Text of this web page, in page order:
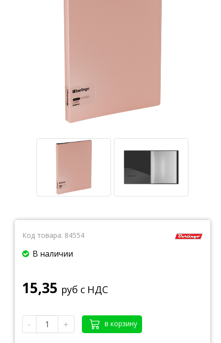
Ватманы, калька, бумага миллиметровая, форматки
Бумага писчая, газетная, копирка
Бумага в рулоне и стопе
Код товара: 84554
В наличии
15,35 руб с НДС
- + в корзину